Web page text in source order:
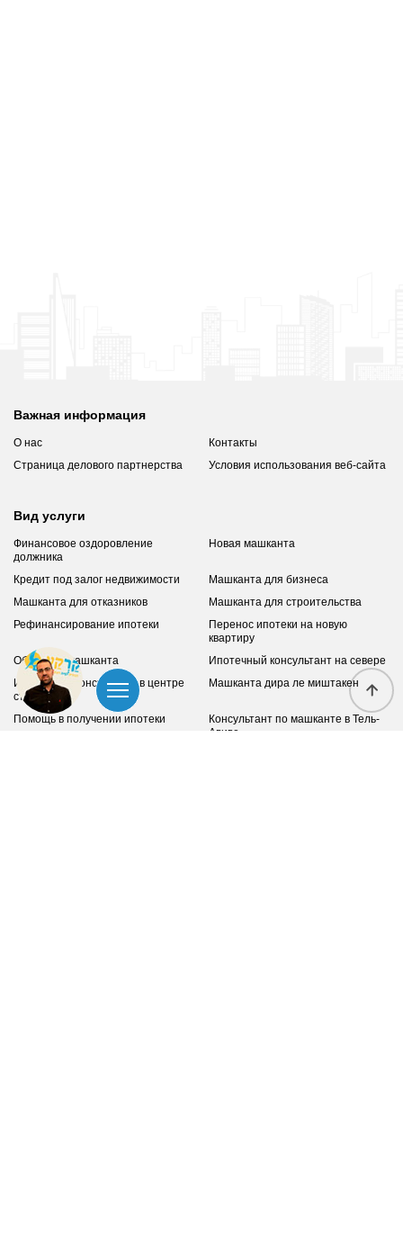
Важная информация
О нас
Контакты
Страница делового партнерства
Условия использования веб-сайта
Вид услуги
Финансовое оздоровление
должника
Новая машканта
Кредит под залог недвижимости
Машканта для бизнеса
Машканта для отказников
Машканта для строительства
Рефинансирование ипотеки
Перенос ипотеки на новую
квартиру
Обратная машканта
Ипотечный консультант на севере
Ипотечный консультант в центре
страны
Машканта дира ле миштакен
Помощь в получении ипотеки
Консультант по машканте в Тель-
Авиве